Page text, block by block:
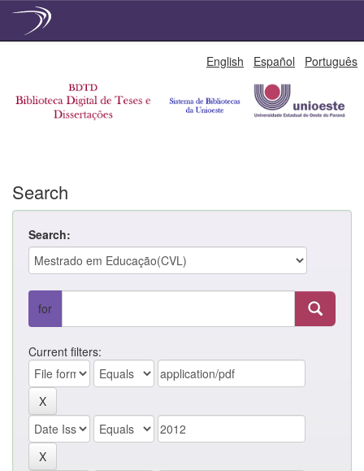
English Español Português
Search
Search:
for
Current filters: